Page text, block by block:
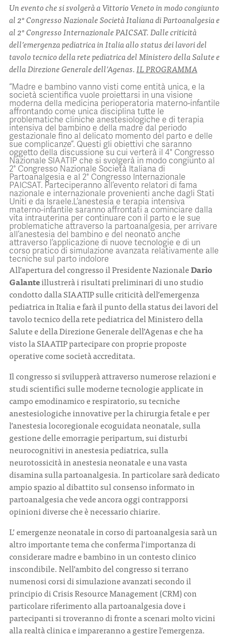
ITA ENG
Un evento che si svolgerà a Vittorio Veneto in modo congiunto
al 2° Congresso Nazionale Società Italiana di Partoanalgesia e
al 2° Congresso Internazionale PAICSAT. Dalle criticità
dell’emergenza pediatrica in Italia allo status dei lavori del
tavolo tecnico della rete pediatrica del Ministero della Salute e
della Direzione Generale dell’Agenas.IL PROGRAMMA
“Madre e bambino vanno visti come entità unica, e la
società scientifica vuole proiettarsi in una visione
moderna della medicina perioperatoria materno-infantile
affrontando come unica disciplina tutte le
problematiche cliniche anestesiologiche e di terapia
intensiva del bambino e della madre dal periodo
gestazionale fino al delicato momento del parto e delle
sue complicanze”. Questi gli obiettivi che saranno
oggetto della discussione su cui verterà il 4° Congresso
Nazionale SIAATIP che si svolgerà in modo congiunto al
2° Congresso Nazionale Società Italiana di
Partoanalgesia e al 2° Congresso Internazionale
PAICSAT. Parteciperanno all’evento relatori di fama
nazionale e internazionale provenienti anche dagli Stati
Uniti e da Israele.L’anestesia e terapia intensiva
materno-infantile saranno affrontati a cominciare dalla
vita intrauterina per continuare con il parto e le sue
problematiche attraverso la partoanalgesia, per arrivare
all’anestesia del bambino e del neonato anche
attraverso l’applicazione di nuove tecnologie e di un
corso pratico di simulazione avanzata relativamente alle
tecniche sul parto indolore
All’apertura del congresso il Presidente NazionaleDario
Galanteillustrerà i risultati preliminari di uno studio
condotto dalla SIAATIP sulle criticità dell’emergenza
pediatrica in Italia e farà il punto della status dei lavori del
tavolo tecnico della rete pediatrica del Ministero della
Salute e della Direzione Generale dell’Agenas e che ha
visto la SIAATIP partecipare con proprie proposte
operative come società accreditata.
Il congresso si svilupperà attraverso numerose relazioni e
studi scientifici sulle moderne tecnologie applicate in
campo emodinamico e respiratorio, su tecniche
anestesiologiche innovative per la chirurgia fetale e per
l’anestesia locoregionale ecoguidata neonatale, sulla
gestione delle emorragie peripartum, sui disturbi
neurocognitivi in anestesia pediatrica, sulla
neurotossicità in anestesia neonatale e una vasta
disamina sulla partoanalgesia. In particolare sarà dedicato
ampio spazio al dibattito sul consenso informato in
partoanalgesia che vede ancora oggi contrapporsi
opinioni diverse che è necessario chiarire.
L’ emergenze neonatale in corso di partoanalgesia sarà un
altro importante tema che conferma l’importanza di
considerare madre e bambino in un contesto clinico
inscondibile. Nell’ambito del congresso si terrano
numenosi corsi di simulazione avanzati secondo il
principio di Crisis Resource Management (CRM) con
particolare riferimento alla partoanalgesia dove i
partecipanti si troveranno di fronte a scenari molto vicini
alla realtà clinica e impareranno a gestire l’emergenza.